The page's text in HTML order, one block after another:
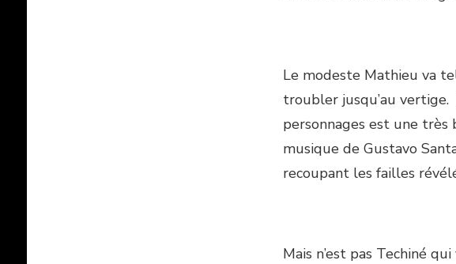
Le modeste Mathieu va
troubler jusqu’au
personnages est une
musique de Gustavo
recoupant les failles
Mais n’est pas Techiné